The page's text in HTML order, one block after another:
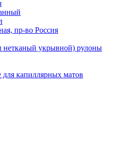
пр-во Россия
нетканый укрывной) рулоны
капиллярных матов